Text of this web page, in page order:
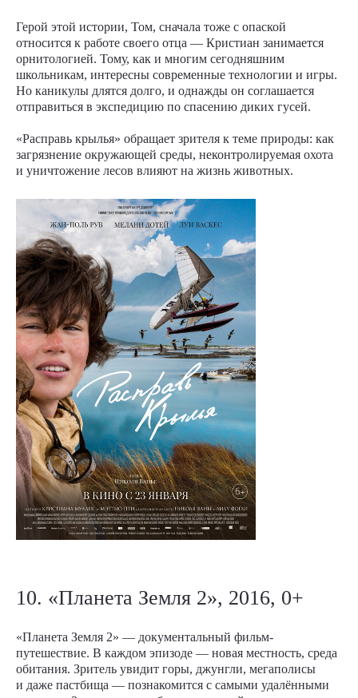
Герой этой истории, Том, сначала тоже с опаской
относится к работе своего отца — Кристиан занимается
орнитологией. Тому, как и многим сегодняшним
школьникам, интересны современные технологии и игры.
Но каникулы длятся долго, и однажды он соглашается
отправиться в экспедицию по спасению диких гусей.
«Расправь крылья» обращает зрителя к теме природы: как
загрязнение окружающей среды, неконтролируемая охота
и уничтожение лесов влияют на жизнь животных.
10. «Планета Земля 2», 2016, 0+
«Планета Земля 2» — документальный фильм-
путешествие. В каждом эпизоде — новая местность, среда
обитания. Зритель увидит горы, джунгли, мегаполисы
и даже пастбища — познакомится с самыми удалёнными